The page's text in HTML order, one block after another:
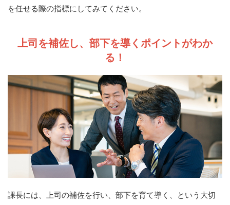
を任せる際の指標にしてみてください。
上司を補佐し、部下を導くポイントがわか
る！
課長には、上司の補佐を行い、部下を育て導く、という大切